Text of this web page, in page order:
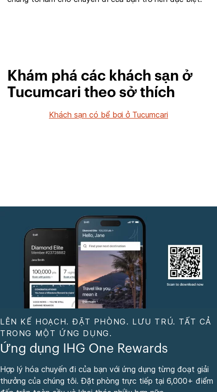
Khám phá các khách sạn ở
Tucumcari theo sở thích
Khách sạn có bể bơi ở Tucumcari
LÊN KẾ HOẠCH. ĐẶT PHÒNG. LƯU TRÚ. TẤT CẢ
TRONG MỘT ỨNG DỤNG.
Ứng dụng IHG One Rewards
Hợp lý hóa chuyến đi của bạn với ứng dụng từng đoạt giải
thưởng của chúng tôi. Đặt phòng trực tiếp tại 6,000+ điểm